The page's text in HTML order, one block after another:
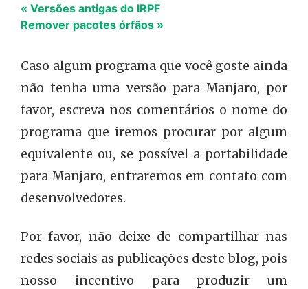
« Versões antigas do IRPF
Remover pacotes órfãos »
Caso algum programa que você goste ainda
não tenha uma versão para Manjaro, por
favor, escreva nos comentários o nome do
programa que iremos procurar por algum
equivalente ou, se possível a portabilidade
para Manjaro, entraremos em contato com
desenvolvedores.
Por favor, não deixe de compartilhar nas
redes sociais as publicações deste blog, pois
nosso incentivo para produzir um